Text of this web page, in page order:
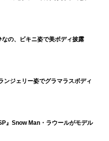
の、ビキニ姿で美ボディ披露
ンジェリー姿でグラマラスボディ
』Snow Man・ラウールがモデル